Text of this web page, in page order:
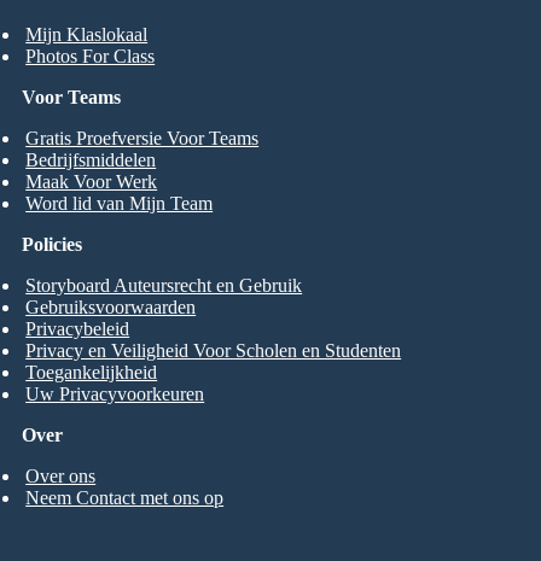
Mijn Klaslokaal
Photos For Class
Voor Teams
Gratis Proefversie Voor Teams
Bedrijfsmiddelen
Maak Voor Werk
Word lid van Mijn Team
Over
Over ons
Neem Contact met ons op
Policies
Storyboard Auteursrecht en Gebruik
Gebruiksvoorwaarden
Privacybeleid
Privacy en Veiligheid Voor Scholen en Studenten
Toegankelijkheid
Uw Privacyvoorkeuren